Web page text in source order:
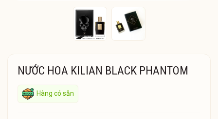
NƯỚC HOA KILIAN BLACK PHANTOM
Hàng có sẵn